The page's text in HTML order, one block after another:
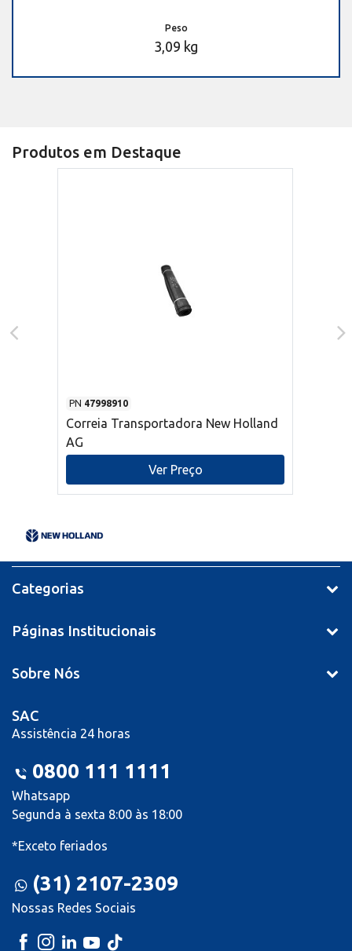
Peso
3,09 kg
Produtos em Destaque
PN 47998910
Correia Transportadora New Holland
AG
Ver Preço
Categorias
Páginas Institucionais
Sobre Nós
SAC
Assistência 24 horas
0800 111 1111
Whatsapp
Segunda à sexta 8:00 às 18:00
*Exceto feriados
(31) 2107-2309
Nossas Redes Sociais